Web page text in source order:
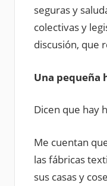
seguras y
colectivas y
discusión, que
Una pequeña
Dicen que hay
Me cuentan
las fábricas
sus casas y